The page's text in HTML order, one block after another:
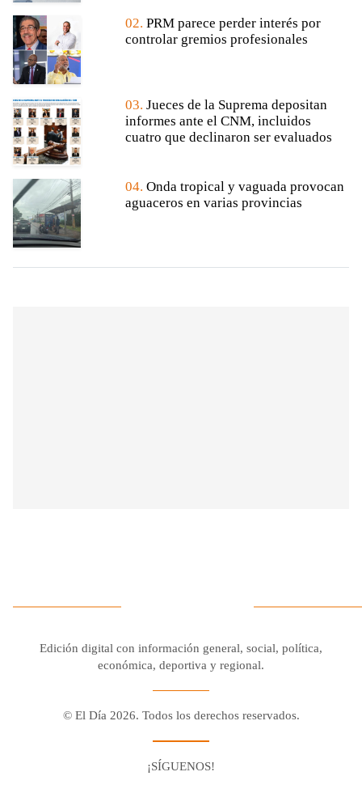
02. PRM parece perder interés por
controlar gremios profesionales
03. Jueces de la Suprema depositan
informes ante el CNM, incluidos
cuatro que declinaron ser evaluados
04. Onda tropical y vaguada provocan
aguaceros en varias provincias
Edición digital con información general, social, política,
económica, deportiva y regional.
© El Día 2026. Todos los derechos reservados.
¡SÍGUENOS!